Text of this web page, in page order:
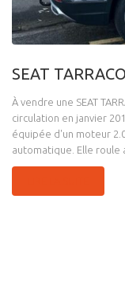
SEAT TARRACO
À vendre une SEAT
circulation en janvier
équipée d'un moteur
automatique. Elle roule